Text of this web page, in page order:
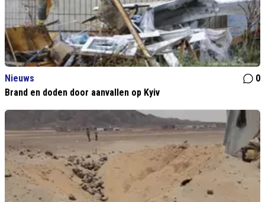
Nieuws
0
Brand en doden door aanvallen op Kyiv